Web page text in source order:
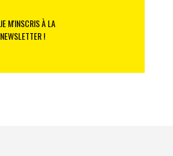
JE M'INSCRIS À LA
NEWSLETTER !